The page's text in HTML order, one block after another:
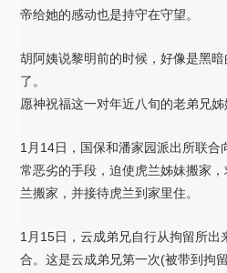
帝给她的感动也是持守在守望。
胡阿姨说黎明前的时候，好像是黑
了。
愿神祝福这一对年近八旬的老弟兄姊
1月14日，国保和潘家园派出所联合
常恶劣的手段，迫使虎兰姊妹搬家
兰搬家，并接待虎兰到家里住。
1月15日，云成弟兄自行从拘留所出
合。这是云成弟兄第一次(被带到拘